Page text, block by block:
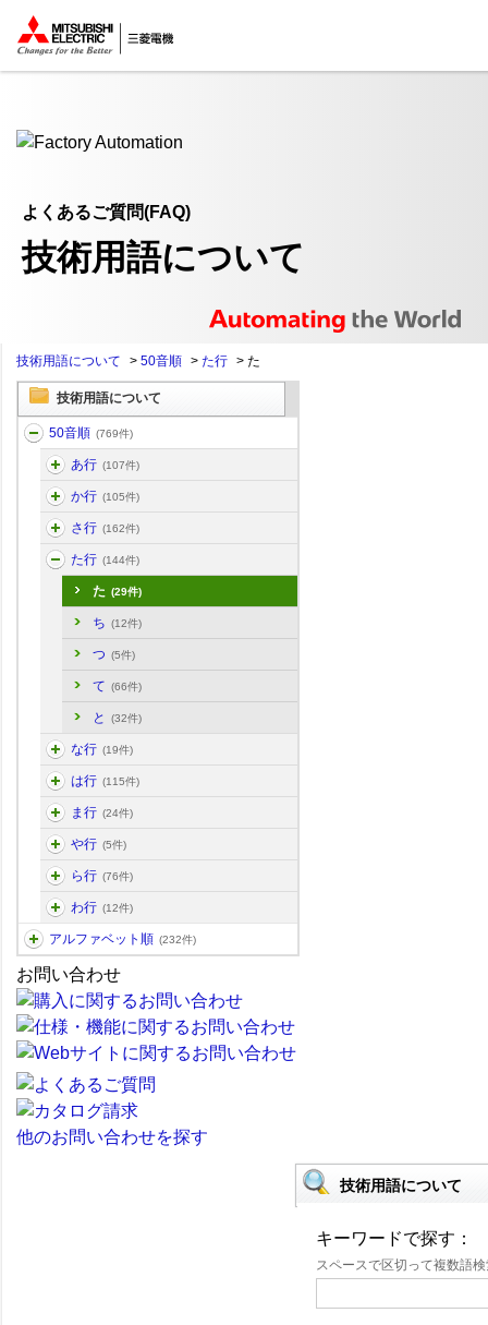
ここから本文
よくあるご質問(FAQ)
技術用語について
技術用語について > 50音順 > た行 > た
技術用語について
50音順 (769件)
あ行 (107件)
か行 (105件)
さ行 (162件)
た行 (144件)
た (29件)
ち (12件)
つ (5件)
て (66件)
と (32件)
な行 (19件)
は行 (115件)
ま行 (24件)
や行 (5件)
ら行 (76件)
わ行 (12件)
アルファベット順 (232件)
お問い合わせ
他のお問い合わせを探す
技術用語について
キーワードで探す：
スペースで区切って複数語